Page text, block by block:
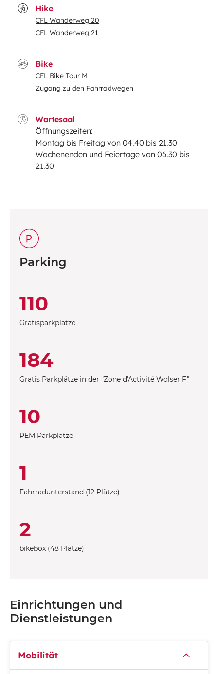
Hike
CFL Wanderweg 20
CFL Wanderweg 21
Bike
CFL Bike Tour M
Zugang zu den Fahrradwegen
Wartesaal
Öffnungszeiten:
Montag bis Freitag von 04.40 bis 21.30
Wochenenden und Feiertage von 06.30 bis
21.30
Parking
110
Gratisparkplätze
184
Gratis Parkplätze in der "Zone d'Activité Wolser F"
10
PEM Parkplätze
1
Fahrradunterstand (12 Plätze)
2
bikebox (48 Plätze)
Einrichtungen und
Dienstleistungen
Mobilität